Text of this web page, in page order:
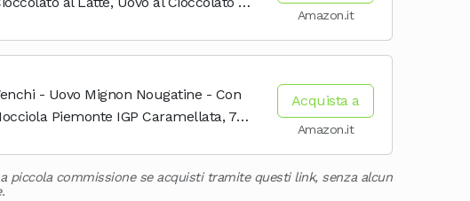
Amazon.it
- Uovo Mignon Nougatine - Con
Piemonte IGP Caramellata, 70
Acquista a
Amazon.it
piccola commissione se acquisti tramite questi link, senza alcun